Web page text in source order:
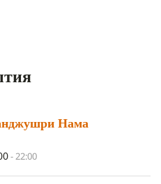
(7)
ДУЧЕН (5)
Нама
-22:00